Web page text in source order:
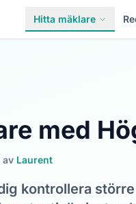
Hitta mäklare
med
av Laurent
kontrollera